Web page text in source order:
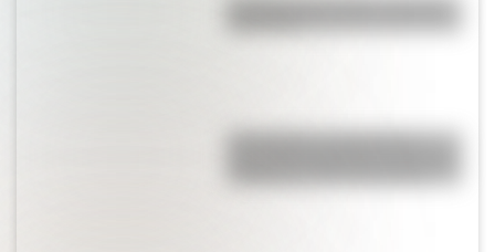
17 de agosto: actividades y
y segundo ciclo de primaria